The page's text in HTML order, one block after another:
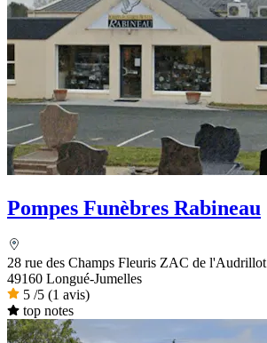
Pompes Funèbres Rabineau
28 rue des Champs Fleuris ZAC de l'Audrillot
49160 Longué-Jumelles
5 /5 (1 avis)
top notes